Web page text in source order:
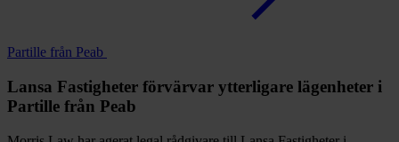
Partille från Peab
Lansa Fastigheter förvärvar ytterligare lägenheter i
Partille från Peab